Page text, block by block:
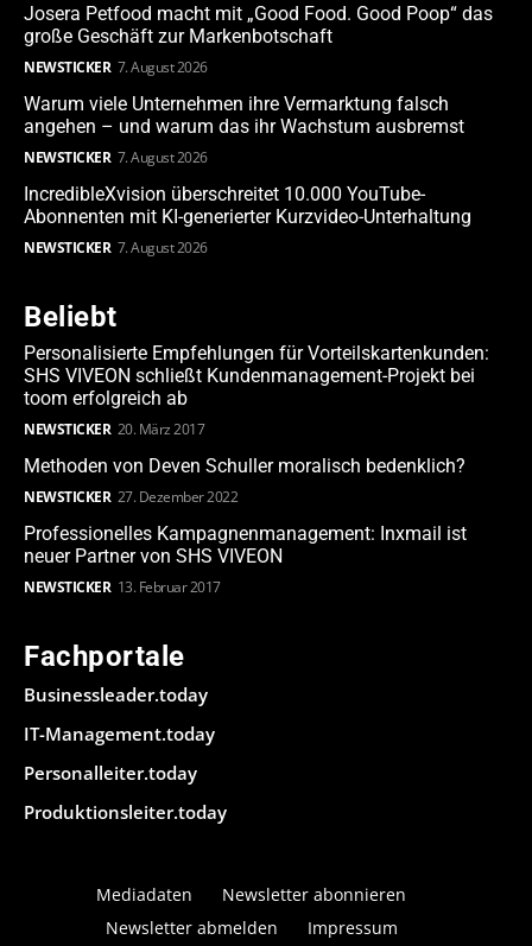
Josera Petfood macht mit „Good Food. Good Poop“ das
große Geschäft zur Markenbotschaft
NEWSTICKER 7. August 2026
Warum viele Unternehmen ihre Vermarktung falsch
angehen – und warum das ihr Wachstum ausbremst
NEWSTICKER 7. August 2026
IncredibleXvision überschreitet 10.000 YouTube-
Abonnenten mit KI-generierter Kurzvideo-Unterhaltung
NEWSTICKER 7. August 2026
Beliebt
Personalisierte Empfehlungen für Vorteilskartenkunden:
SHS VIVEON schließt Kundenmanagement-Projekt bei
toom erfolgreich ab
NEWSTICKER 20. März 2017
Methoden von Deven Schuller moralisch bedenklich?
NEWSTICKER 27. Dezember 2022
Professionelles Kampagnenmanagement: Inxmail ist
neuer Partner von SHS VIVEON
NEWSTICKER 13. Februar 2017
Fachportale
Businessleader.today
IT-Management.today
Personalleiter.today
Produktionsleiter.today
Mediadaten
Newsletter abonnieren
Newsletter abmelden
Impressum